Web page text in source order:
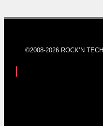
©2008-2026 ROCK’N